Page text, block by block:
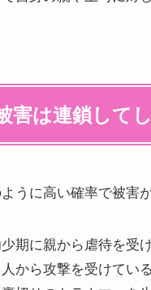
害は連鎖して
うに高い確率で被害
少期に親から虐待を受
から攻撃を受けてい